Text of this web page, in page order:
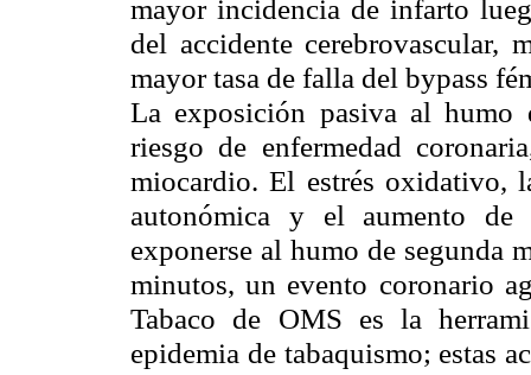
mayor incidencia de infarto
del accidente cerebrovascular,
mayor tasa de falla del bypass
La exposición pasiva al humo
riesgo de enfermedad
miocardio. El estrés oxidativo,
autonómica y el aumento
exponerse al humo de segunda
minutos, un evento coronario
Tabaco de OMS es la
epidemia de tabaquismo; estas